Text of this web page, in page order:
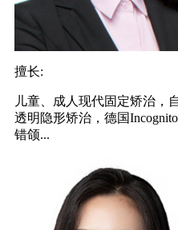
擅长:
儿童、成人现代固定矫治，
透明隐形矫治，德国
错颌...